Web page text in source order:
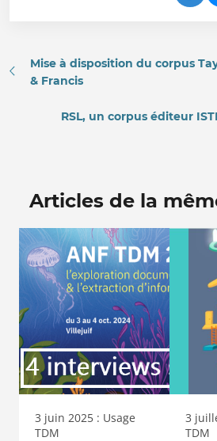
Mise à disposition du corpus
& Francis
RSL, un corpus éditeur
Articles de la
3 juin 2025 : Usage
TDM
3
TDM